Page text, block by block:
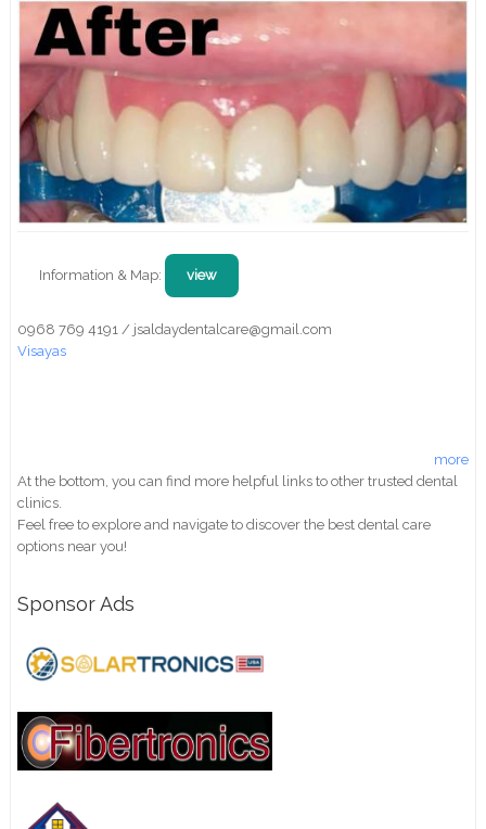
Information & Map: view
0968 769 4191 / jsaldaydentalcare@gmail.com
Visayas
more
At the bottom, you can find more helpful links to other trusted dental
clinics.
Feel free to explore and navigate to discover the best dental care
options near you!
Sponsor Ads